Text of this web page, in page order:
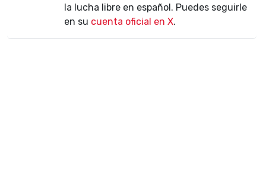
la lucha libre en español. Puedes seguirle
en su cuenta oficial en X.